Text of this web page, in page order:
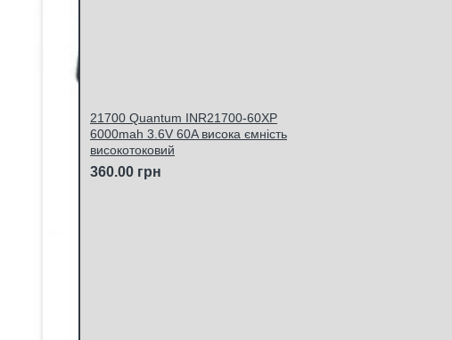
21700 Quantum INR21700-60XP
6000mah 3.6V 60A висока ємність
високотоковий
360.00 грн